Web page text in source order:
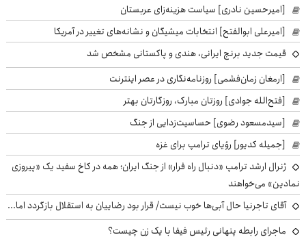
[امیرحسین نادری] سیاست هزینه‌زای عربستان
[امیرعلی ابوالفتح] انتخابات میشیگان و نشانه‌های تغییر در آمریکا
قیمت جدید برنج ایرانی، هندی و پاکستانی مشخص شد
[ارمغان زمان‌فشمی] روزنامه‌نگاری در عصر اینترنت
[فتح‌الله جوادی] روزتان مبارک، روزگارتان بهتر
[سیدمسعود رضوی] حساسیت‌زدایی از جنگ
[جمیله کدیور] رؤیای ترامپ برای غزه
ژنرال ارشد ترامپ «دنبال راه فرار» از جنگ ایران؛ همه در کاخ سفید یک «پیروزی
نمادین» می‌خواهند
آقای تاجرنیا حال آبی‌ها خوب نیست/ قرار بود رضاییان به استقلال بازگردد اما...
ماجرای رابطه پنهانی رئیس فیفا با یک زن چیست؟